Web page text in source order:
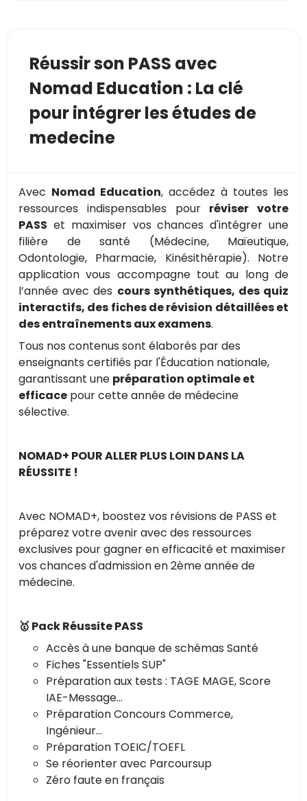
Réussir son PASS avec
Nomad Education : La clé
pour intégrer les études de
medecine
Avec Nomad Education, accédez à toutes les
ressources indispensables pour réviser votre
PASS et maximiser vos chances d'intégrer une
filière de santé (Médecine, Maïeutique,
Odontologie, Pharmacie, Kinésithérapie). Notre
application vous accompagne tout au long de
l’année avec des cours synthétiques, des quiz
interactifs, des fiches de révision détaillées et
des entraînements aux examens.
Tous nos contenus sont élaborés par des
enseignants certifiés par l'Éducation nationale,
garantissant une préparation optimale et
efficace pour cette année de médecine
sélective.
NOMAD+ POUR ALLER PLUS LOIN DANS LA
RÉUSSITE !
Avec NOMAD+, boostez vos révisions de PASS et
préparez votre avenir avec des ressources
exclusives pour gagner en efficacité et maximiser
vos chances d'admission en 2ème année de
médecine.
🥇 Pack Réussite PASS
Accès à une banque de schémas Santé
Fiches "Essentiels SUP"
Préparation aux tests : TAGE MAGE, Score
IAE-Message...
Préparation Concours Commerce,
Ingénieur...
Préparation TOEIC/TOEFL
Se réorienter avec Parcoursup
Zéro faute en français